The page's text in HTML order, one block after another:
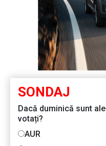
SONDAJ
Dacă duminică sunt
votați?
AUR